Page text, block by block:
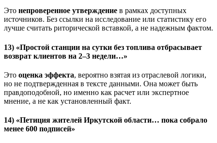
Это непроверенное утверждение в рамках доступных
источников. Без ссылки на исследование или статистику его
лучше считать риторической вставкой, а не надежным фактом.
13) «Простой станции на сутки без топлива отбрасывает
возврат клиентов на 2–3 недели…»
Это оценка эффекта, вероятно взятая из отраслевой логики,
но не подтвержденная в тексте данными. Она может быть
правдоподобной, но именно как расчет или экспертное
мнение, а не как установленный факт.
14) «Петиция жителей Иркутской области… пока собрало
менее 600 подписей»